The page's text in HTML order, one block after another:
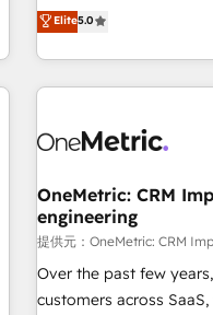
HubSpot Impact Award
Impact Award -
Partner, we specialize
Our experts design,
enhance user
sales, marketing, and
management, and
HubSpot CRM drives
services align your
teams for peak
lifecycle—lead
processes and
Elite5.0
OneMetric: CRM
engineering
提供元：OneMetric: CRM
Over the past few
customers across